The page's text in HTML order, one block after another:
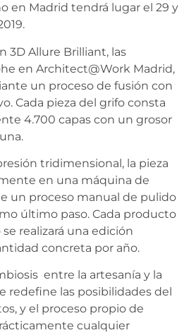
en Madrid tendrá lugar el 29 y
3D Allure Brilliant, las
en Architect@Work Madrid,
un proceso de fusión con
Cada pieza del grifo consta
4.700 capas con un grosor
tridimensional, la pieza
en una máquina de
un proceso manual de pulido
último paso. Cada producto
realizará una edición
concreta por año.
entre la artesanía y la
redefine las posibilidades del
y el proceso propio de
cualquier